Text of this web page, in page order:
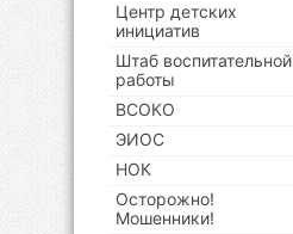
Центр детских
инициатив
Штаб воспитательной
работы
ВСОКО
ЭИОС
НОК
Осторожно!
Мошенники!